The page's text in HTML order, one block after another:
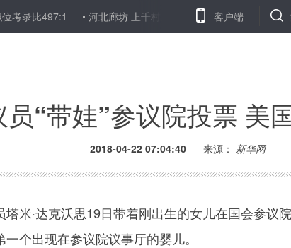
河北廊坊 上千村庄披绿衣 民警走访发现老伯沉迷手
客户端
“带娃”参议院投票 美
2018-04-22 07:04:40 来源： 新华网
·达克沃思19日带着刚出生的女儿在国会参议
个出现在参议院议事厅的婴儿。